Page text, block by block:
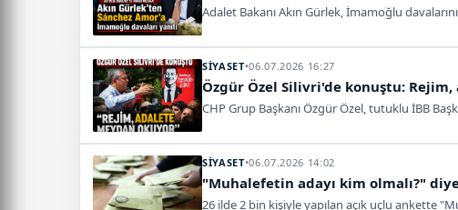
Adalet Bakanı Akın Gürlek, İmamoğlu
SİYASET•06.07.2026 16:27
Özgür Özel Silivri'de konuştu:
CHP Grup Başkanı Özgür Özel, tutuklu İBB
SİYASET•06.07.2026 14:02
"Muhalefetin adayı kim olmalı?"
26 ilde 2 bin kişiyle yapılan açık uçlu ankette